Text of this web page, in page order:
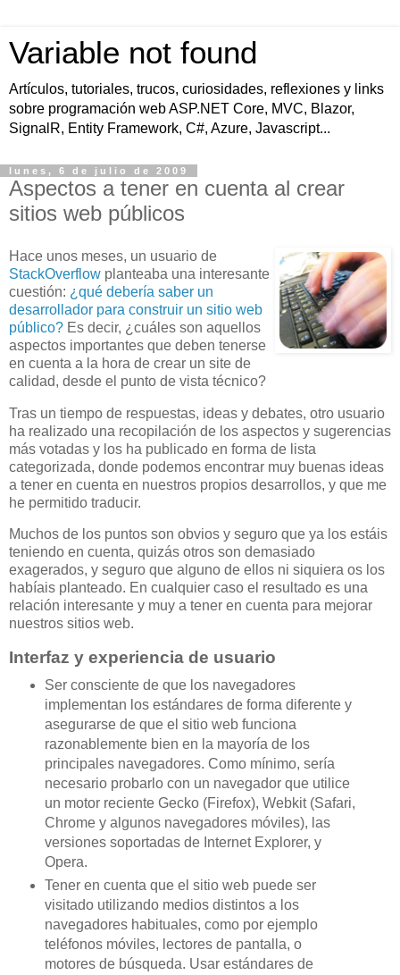
Variable not found
Artículos, tutoriales, trucos, curiosidades, reflexiones y links
sobre programación web ASP.NET Core, MVC, Blazor,
SignalR, Entity Framework, C#, Azure, Javascript...
lunes, 6 de julio de 2009
Aspectos a tener en cuenta al crear
sitios web públicos
Hace unos meses, un usuario de
StackOverflow planteaba una interesante
cuestión: ¿qué debería saber un
desarrollador para construir un sitio web
público? Es decir, ¿cuáles son aquellos
aspectos importantes que deben tenerse
en cuenta a la hora de crear un site de
calidad, desde el punto de vista técnico?
Tras un tiempo de respuestas, ideas y debates, otro usuario
ha realizado una recopilación de los aspectos y sugerencias
más votadas y los ha publicado en forma de lista
categorizada, donde podemos encontrar muy buenas ideas
a tener en cuenta en nuestros propios desarrollos, y que me
he permitido traducir.
Muchos de los puntos son obvios y seguro que ya los estáis
teniendo en cuenta, quizás otros son demasiado
exagerados, y seguro que alguno de ellos ni siquiera os los
habíais planteado. En cualquier caso el resultado es una
relación interesante y muy a tener en cuenta para mejorar
nuestros sitios web.
Interfaz y experiencia de usuario
Ser consciente de que los navegadores
implementan los estándares de forma diferente y
asegurarse de que el sitio web funciona
razonablemente bien en la mayoría de los
principales navegadores. Como mínimo, sería
necesario probarlo con un navegador que utilice
un motor reciente Gecko (Firefox), Webkit (Safari,
Chrome y algunos navegadores móviles), las
versiones soportadas de Internet Explorer, y
Opera.
Tener en cuenta que el sitio web puede ser
visitado utilizando medios distintos a los
navegadores habituales, como por ejemplo
teléfonos móviles, lectores de pantalla, o
motores de búsqueda. Usar estándares de